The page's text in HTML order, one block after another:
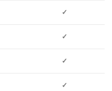
✓
✓
✓
✓